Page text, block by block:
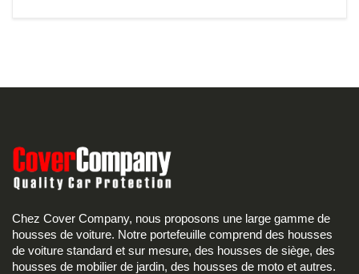
Chez Cover Company, nous proposons une large gamme de
housses de voiture. Notre portefeuille comprend des housses
de voiture standard et sur mesure, des housses de siège, des
housses de mobilier de jardin, des housses de moto et autres.